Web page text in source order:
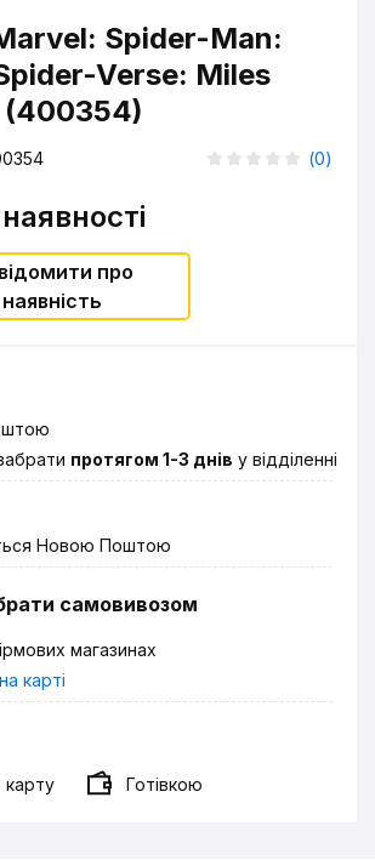
Spider-Man:
Verse: Miles
(400354)
(0)
про
наявність
протягом 1-3 днів у відділенні
Новою Поштою
самовивозом
магазинах
карті
карту Готівкою